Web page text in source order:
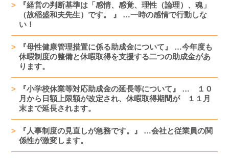
『経営の判断基準は「感情、感覚、理性（論理）、魂」
（故稲盛和夫先生）です。 』 …一時の感情で行動しな
い！
『母性健康管理措置に係る助成金について』 …今年度も
休暇制度の整備と休暇取得を支援する二つの助成金があ
ります。
『小学校休業等対応助成金の延長等について』 … １０
月から日額上限額が改定され、休暇取得期間が １１月
末まで延長されます。
『人事制度の見直しが急務です。』 …会社と従業員の関
係性が激変します。